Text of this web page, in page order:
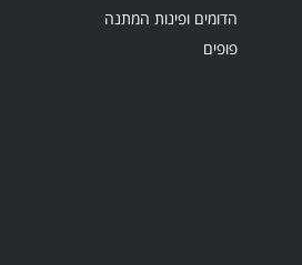
הדומים ופינות המתנה
פופים